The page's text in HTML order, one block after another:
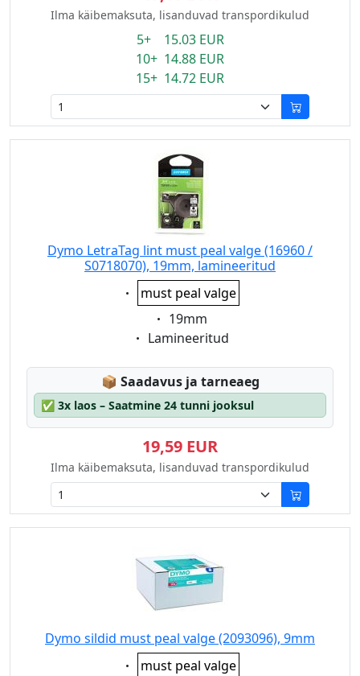
Ilma käibemaksuta, lisanduvad transpordikulud
5+ 15.03 EUR
10+ 14.88 EUR
15+ 14.72 EUR
Dymo LetraTag lint must peal valge (16960 /
S0718070), 19mm, lamineeritud
Eigenschaft:
must peal valge
Eigenschaft:
19mm
Eigenschaft:
Lamineeritud
📦 Lagerstatus:
Saadavus ja tarneaeg
✅ 3x laos – Saatmine 24 tunni jooksul
19,59 EUR
Ilma käibemaksuta, lisanduvad transpordikulud
Dymo sildid must peal valge (2093096), 9mm
Eigenschaft:
must peal valge